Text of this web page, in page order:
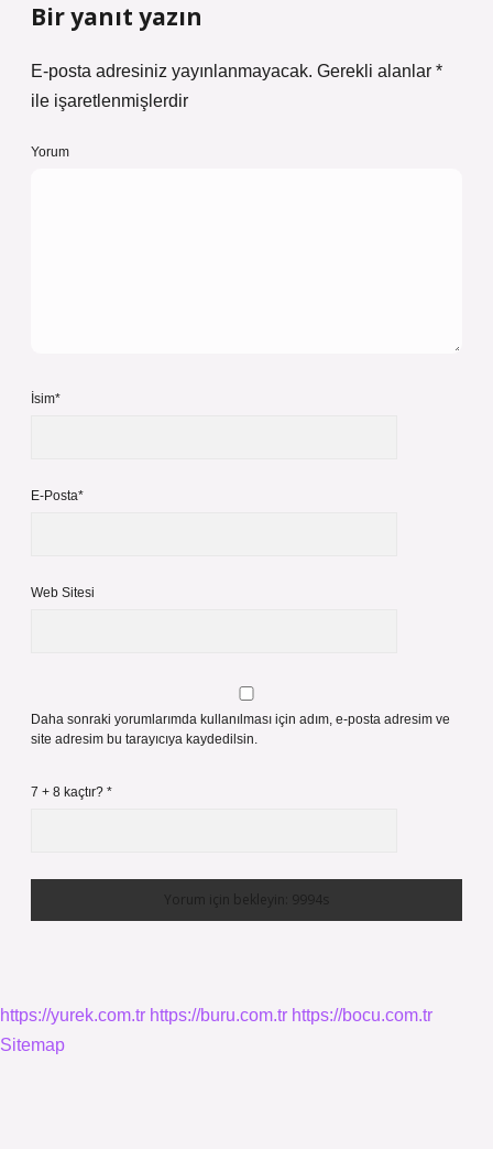
Bir yanıt yazın
E-posta adresiniz yayınlanmayacak. Gerekli alanlar *
ile işaretlenmişlerdir
Yorum
İsim*
E-Posta*
Web Sitesi
Daha sonraki yorumlarımda kullanılması için adım, e-posta adresim ve
site adresim bu tarayıcıya kaydedilsin.
7 + 8 kaçtır? *
https://yurek.com.tr https://buru.com.tr https://bocu.com.tr
Sitemap